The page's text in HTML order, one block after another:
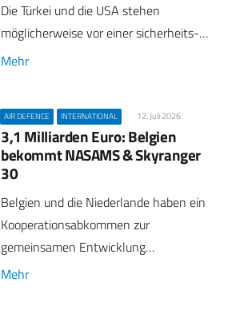
Die Türkei und die USA stehen
möglicherweise vor einer sicherheits-…
Mehr
AIR DEFENCE INTERNATIONAL 12. Juli 2026
3,1 Milliarden Euro: Belgien
bekommt NASAMS & Skyranger
30
Belgien und die Niederlande haben ein
Kooperationsabkommen zur
gemeinsamen Entwicklung…
Mehr